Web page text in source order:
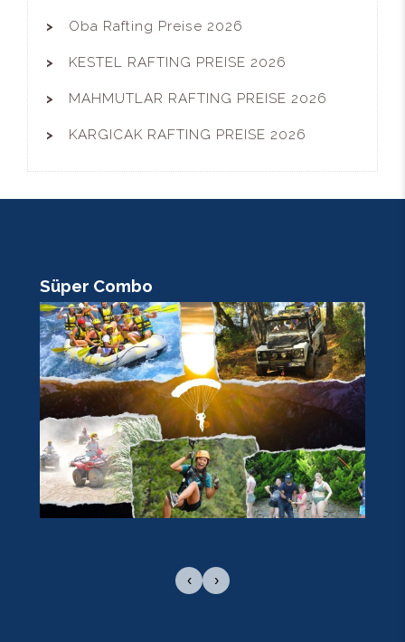
Oba Rafting Preise 2026
KESTEL RAFTING PREISE 2026
MAHMUTLAR RAFTING PREISE 2026
KARGICAK RAFTING PREISE 2026
Süper Combo
‹ ›